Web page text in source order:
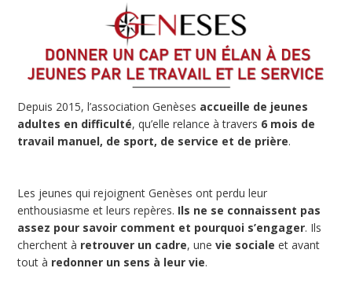
Depuis 2015, l’association Genèses accueille de jeunes
adultes en difficulté, qu’elle relance à travers 6 mois de
travail manuel, de sport, de service et de prière.
Les jeunes qui rejoignent Genèses ont perdu leur
enthousiasme et leurs repères. Ils ne se connaissent pas
assez pour savoir comment et pourquoi s’engager. Ils
cherchent à retrouver un cadre, une vie sociale et avant
tout à redonner un sens à leur vie.